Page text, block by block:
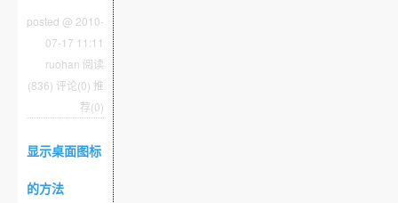
posted @ 2010-
07-17 11:11
ruohan 阅读
(836) 评论(0) 推
荐(0)
显示桌面图标
的方法